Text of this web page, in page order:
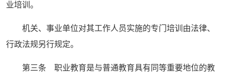
业培训。
机关、事业单位对其工作人员实施的专门培训由法律、
行政法规另行规定。
第三条 职业教育是与普通教育具有同等重要地位的教